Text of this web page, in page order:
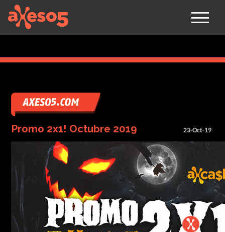
axeso5
Promo 2x1! Octubre 2019 23-Oct-19